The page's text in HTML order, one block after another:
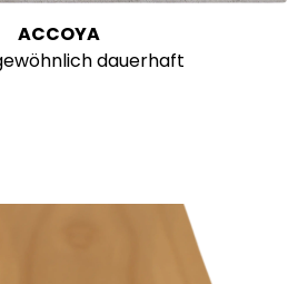
ACCOYA
dauerhaft